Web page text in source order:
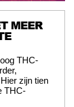
MEER
THC-
zijn tien
THC-